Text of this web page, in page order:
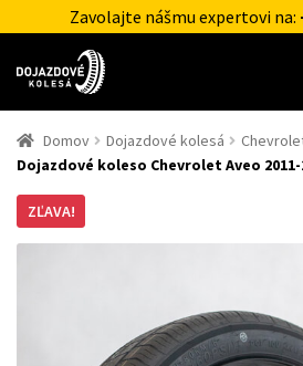
Zavolajte nášmu expertovi na:
Domov Dojazdové kolesá
Dojazdové koleso Chevrolet Aveo 2011-
ZĽAVA!